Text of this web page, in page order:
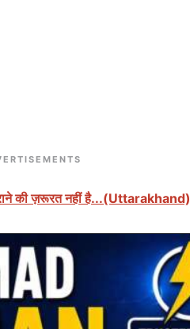
की ज़रूरत नहीं है...(Uttarakhand)